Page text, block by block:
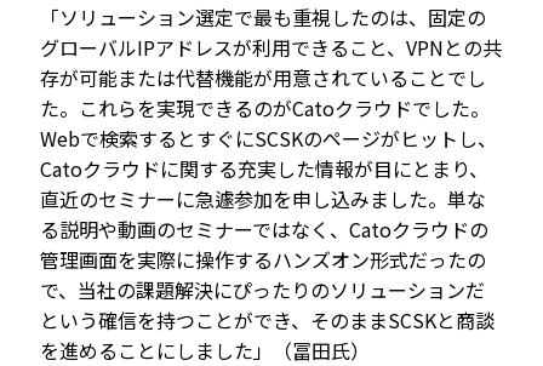
「ソリューション選定で最も重視したのは、固定の
グローバルIPアドレスが利用できること、VPNとの共
存が可能または代替機能が用意されていることでし
た。これらを実現できるのがCatoクラウドでした。
Webで検索するとすぐにSCSKのページがヒットし、
Catoクラウドに関する充実した情報が目にとまり、
直近のセミナーに急遽参加を申し込みました。単な
る説明や動画のセミナーではなく、Catoクラウドの
管理画面を実際に操作するハンズオン形式だったの
で、当社の課題解決にぴったりのソリューションだ
という確信を持つことができ、そのままSCSKと商談
を進めることにしました」（冨田氏）